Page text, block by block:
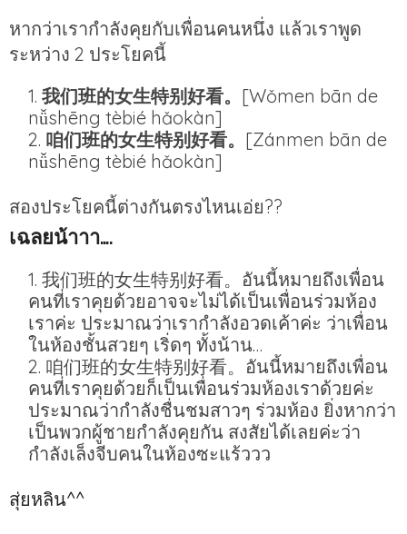
หากว่าเรากำลังคุยกับเพื่อนคนหนึ่ง แล้วเราพูด
ระหว่าง 2 ประโยคนี้
我们班的女生特别好看。 [Wǒmen bān de
nǚshēng tèbié hǎokàn]
咱们班的女生特别好看。 [Zánmen bān de
nǚshēng tèbié hǎokàn]
สองประโยคนี้ต่างกันตรงไหนเอ่ย??
เฉลยน้าาา….
我们班的女生特别好看。อันนี้หมายถึงเพื่อน
คนที่เราคุยด้วยอาจจะไม่ได้เป็นเพื่อนร่วมห้อง
เราค่ะ ประมาณว่าเรากำลังอวดเค้าค่ะ ว่าเพื่อน
ในห้องชั้นสวยๆ เริ่ดๆ ทั้งน้าน…
咱们班的女生特别好看。อันนี้หมายถึงเพื่อน
คนที่เราคุยด้วยก็เป็นเพื่อนร่วมห้องเราด้วยค่ะ
ประมาณว่ากำลังชื่นชมสาวๆ ร่วมห้อง ยิ่งหากว่า
เป็นพวกผู้ชายกำลังคุยกัน สงสัยได้เลยค่ะว่า
กำลังเล็งจีบคนในห้องซะแร้ววว
สุ่ยหลิน^^